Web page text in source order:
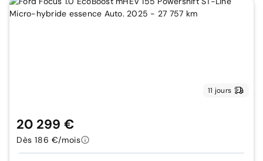
11 jours
20 299 €
Dès 186 €/mois